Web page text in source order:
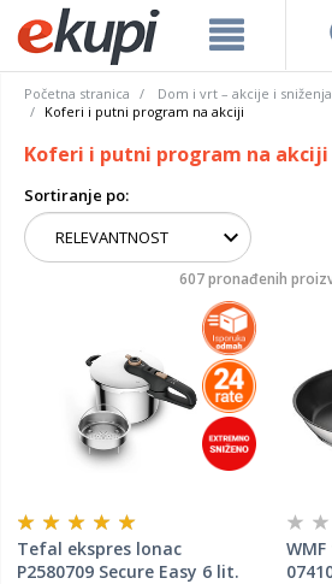
Početna stranica
Dom i vrt – akcije i sniženja
Koferi i putni program na akciji
Koferi i putni program na akciji
Sortiranje po:
607 pronađenih
Tefal ekspres lonac
P2580709 Secure Easy 6 lit.